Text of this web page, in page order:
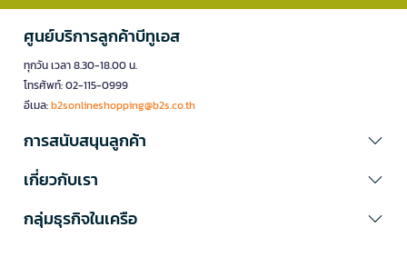
ศูนย์บริการลูกค้าบีทูเอส
ทุกวัน เวลา 8.30-18.00 น.
โทรศัพท์: 02-115-0999
อีเมล:b2sonlineshopping@b2s.co.th
การสนับสนุนลูกค้า
เกี่ยวกับเรา
กลุ่มธุรกิจในเครือ